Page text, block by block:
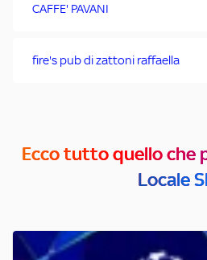
CAFFE' PAVANI
fire's pub di zattoni raffaella
Ecco tutto quello che
Locale